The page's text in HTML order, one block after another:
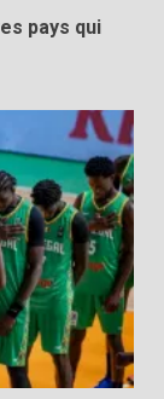
pays qui